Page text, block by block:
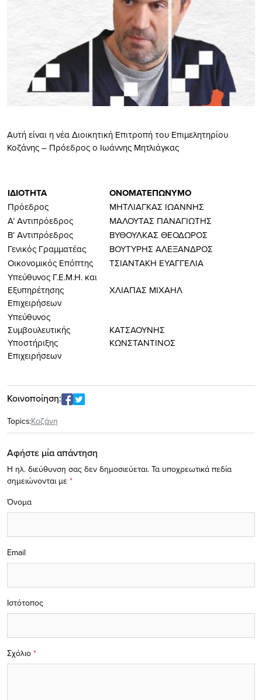
Aυτή είναι η νέα Διοικητική Επιτροπή του Επιμελητηρίου
Κοζάνης – Πρόεδρος ο Ιωάννης Μητλιάγκας
ΙΔΙΟΤΗΤΑ ΟΝΟΜΑΤΕΠΩΝΥΜΟ
Πρόεδρος
ΜΗΤΛΙΑΓΚΑΣ ΙΩΑΝΝΗΣ
Α’ Αντιπρόεδρος
ΜΑΛΟΥΤΑΣ ΠΑΝΑΓΙΩΤΗΣ
Β’ Αντιπρόεδρος
ΒΥΘΟΥΛΚΑΣ ΘΕΟΔΩΡΟΣ
Γενικός Γραμματέας
ΒΟΥΤΥΡΗΣ ΑΛΕΞΑΝΔΡΟΣ
Οικονομικός Επόπτης
ΤΣΙΑΝΤΑΚΗ ΕΥΑΓΓΕΛΙΑ
Υπεύθυνος Γ.Ε.Μ.Η. και
Εξυπηρέτησης
Επιχειρήσεων
ΧΛΙΑΠΑΣ ΜΙΧΑΗΛ
Υπεύθυνος
Συμβουλευτικής
Υποστήριξης
Επιχειρήσεων
ΚΑΤΣΑΟΥΝΗΣ
ΚΩΝΣΤΑΝΤΙΝΟΣ
Κοινοποίηση:
Topics:Κοζάνη
Αφήστε μία απάντηση
Η ηλ. διεύθυνση σας δεν δημοσιεύεται. Τα υποχρεωτικά πεδία
σημειώνονται με *
Σχόλιο *
Όνομα
Email
Ιστότοπος